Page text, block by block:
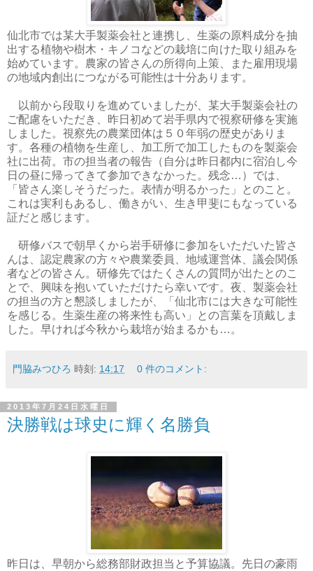
仙北市では某大手製薬会社と連携し、生薬の原料成分を抽
出する植物や樹木・キノコなどの栽培に向けた取り組みを
始めています。農家の皆さんの所得向上策、また雇用現場
の地域内創出につながる可能性は十分あります。
以前から段取りを進めていましたが、某大手製薬会社の
ご配慮をいただき、昨日初めて岩手県内で視察研修を実施
しました。視察先の農業団体は５０年弱の歴史がありま
す。各種の植物を生産し、加工所で加工したものを製薬会
社に出荷。市の担当者の報告（自分は昨日都内に宿泊し今
日の昼に帰ってきて参加できなかった。残念…）では、
「皆さん楽しそうだった。表情が明るかった」とのこと。
これは実利もあるし、働きがい、生き甲斐にもなっている
証だと感じます。
研修バスで朝早くから岩手研修に参加をいただいた皆さ
んは、認定農家の方々や農業委員、地域運営体、議会関係
者などの皆さん。研修先ではたくさんの質問が出たとのこ
とで、興味を抱いていただけたら幸いです。夜、製薬会社
の担当の方と懇談しましたが、「仙北市には大きな可能性
を感じる。生薬生産の将来性も高い」との言葉を頂戴しま
した。早ければ今秋から栽培が始まるかも…。
門脇みつひろ 時刻: 14:17 0 件のコメント:
2013年7月24日水曜日
決勝戦は球史に輝く名勝負
昨日は、早朝から総務部財政担当と予算協議。先日の豪雨